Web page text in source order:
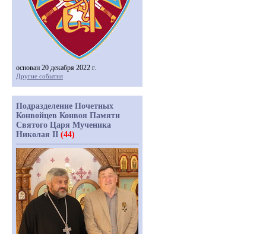
основан 20 декабря 2022 г.
Другие события
Подразделение Почетных
Конвойцев Конвоя Памяти
Святого Царя Мученика
Николая II (44)